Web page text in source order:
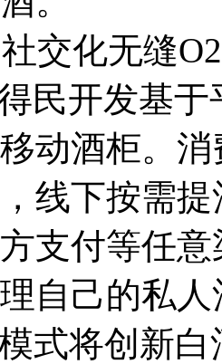
交化无缝
民开发基于
动酒柜。
线下按需
支付等任
自己的私
式将创新